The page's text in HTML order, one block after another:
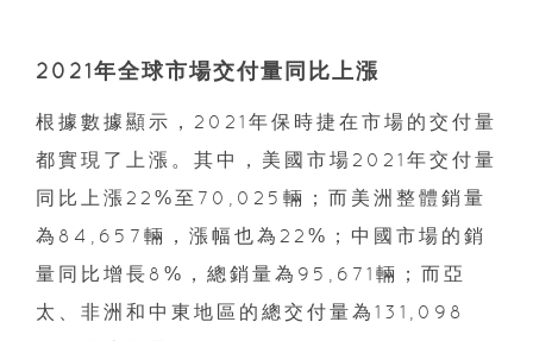
2021年全球市場交付量同比上漲
根據數據顯示，2021年保時捷在市場的交付量
都實現了上漲。其中，美國市場2021年交付量
同比上漲22%至70,025輛；而美洲整體銷量
為84,657輛，漲幅也為22%；中國市場的銷
量同比增長8%，總銷量為95,671輛；而亞
太、非洲和中東地區的總交付量為131,098